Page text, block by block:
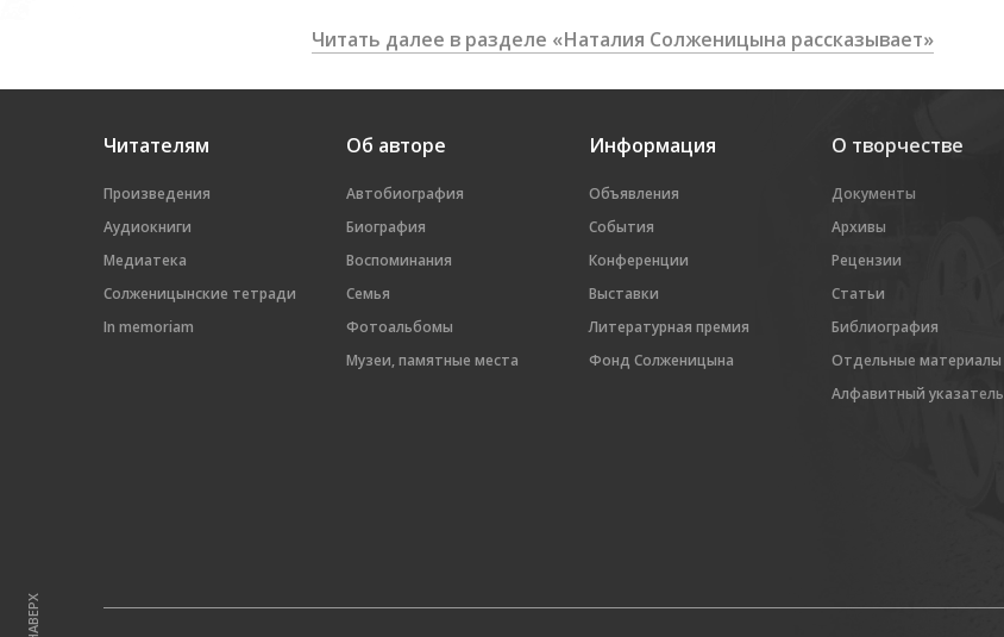
Читать далее в разделе «Наталия Солженицына рассказывает»
Читателям
Произведения
Аудиокниги
Медиатека
Солженицынские тетради
In memoriam
Об авторе
Автобиография
Биография
Воспоминания
Семья
Фотоальбомы
Музеи, памятные места
Информация
Объявления
События
Конференции
Выставки
Литературная премия
Фонд Солженицына
О творчестве
Документы
Архивы
Рецензии
Статьи
Библиография
Отдельные материалы
Алфавитный указатель
НАВЕРХ